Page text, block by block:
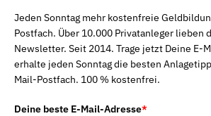
Jeden Sonntag mehr kostenfreie
Postfach. Über 10.000 Privatanleger lieben
Newsletter. Seit 2014. Trage jetzt Deine E-
erhalte jeden Sonntag die besten
Mail-Postfach. 100 % kostenfrei.
Deine beste E-Mail-Adresse*